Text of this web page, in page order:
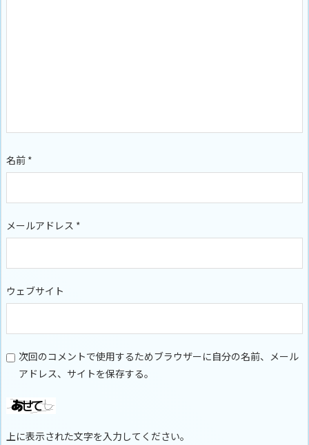
名前 *
メールアドレス *
ウェブサイト
次回のコメントで使用するためブラウザーに自分の名前、メール
アドレス、サイトを保存する。
上に表示された文字を入力してください。